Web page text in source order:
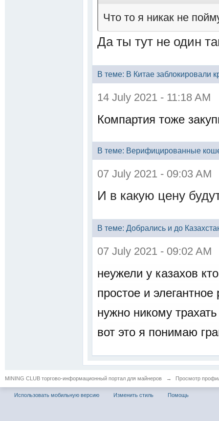
Что то я никак не
Да ты тут не один
В теме: В Китае заблокировали
14 July 2021 - 11:18 AM
Компартия тоже
В теме: Верифицированные
07 July 2021 - 09:03 AM
И в какую цену
В теме: Добрались и до
07 July 2021 - 09:02 AM
неужели у казахов
простое и
нужно никому
вот это я понимаю
MINING CLUB торгово-информационный портал для майнеров → Просмотр
Использовать мобильную версию Изменить стиль Помощь